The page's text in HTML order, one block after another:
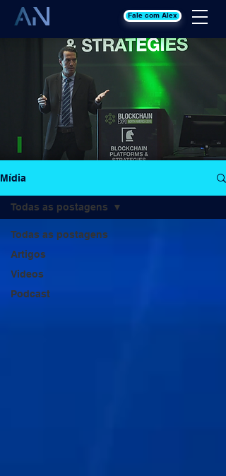
Fale com Alex
Mídia
Todas as postagens
Artigos
Videos
Podcast
Todas as postagens